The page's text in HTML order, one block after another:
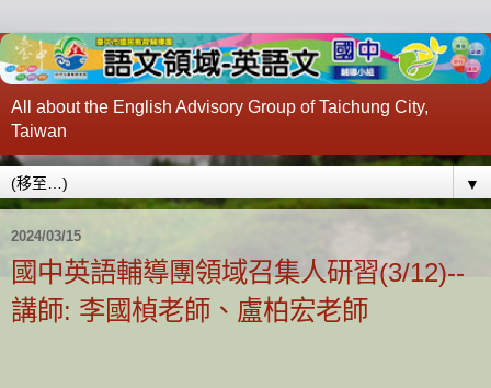
All about the English Advisory Group of Taichung City,
Taiwan
▼
2024/03/15
國中英語輔導團領域召集人研習(3/12)--
講師: 李國楨老師、盧柏宏老師